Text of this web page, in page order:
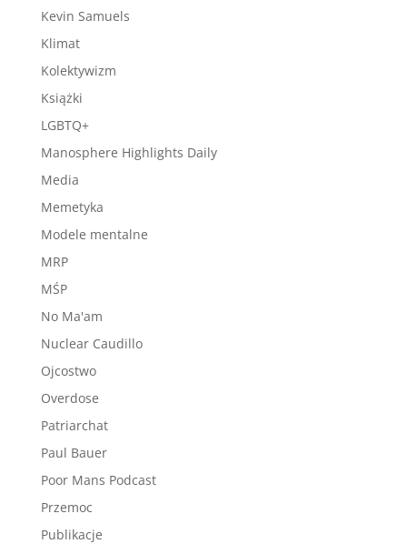
Kevin Samuels
Klimat
Kolektywizm
Książki
LGBTQ+
Manosphere Highlights Daily
Media
Memetyka
Modele mentalne
MRP
MŚP
No Ma'am
Nuclear Caudillo
Ojcostwo
Overdose
Patriarchat
Paul Bauer
Poor Mans Podcast
Przemoc
Publikacje